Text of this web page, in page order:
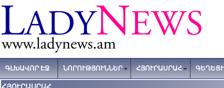
ԳԼԽԱՎՈՐ ԷՋ ՆՈՐՈՒԹՅՈՒՆՆԵՐ ՀՅՈՒՐԱՍՐԱՀ